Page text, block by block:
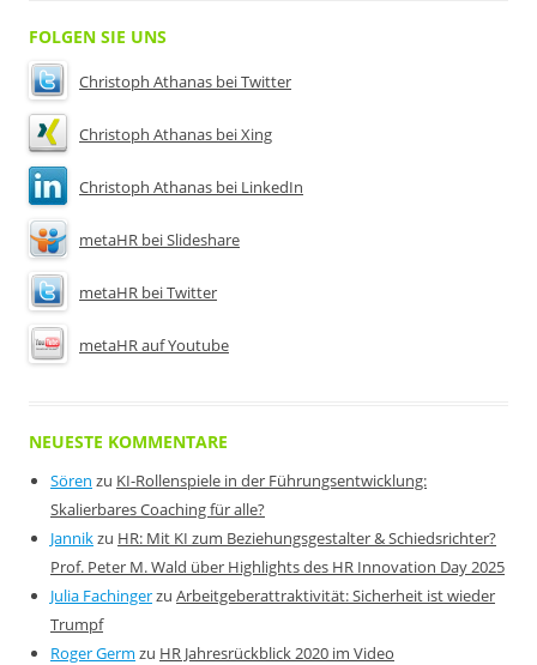
FOLGEN SIE UNS
Christoph Athanas bei Twitter
Christoph Athanas bei Xing
Christoph Athanas bei LinkedIn
metaHR bei Slideshare
metaHR bei Twitter
metaHR auf Youtube
NEUESTE KOMMENTARE
Sören zu KI-Rollenspiele in der Führungsentwicklung:
Skalierbares Coaching für alle?
Jannikzu HR: Mit KI zum Beziehungsgestalter & Schiedsrichter?
Prof. Peter M. Wald über Highlights des HR Innovation Day 2025
Julia Fachingerzu Arbeitgeberattraktivität: Sicherheit ist wieder
Trumpf
Roger Germ zu HR Jahresrückblick 2020 im Video